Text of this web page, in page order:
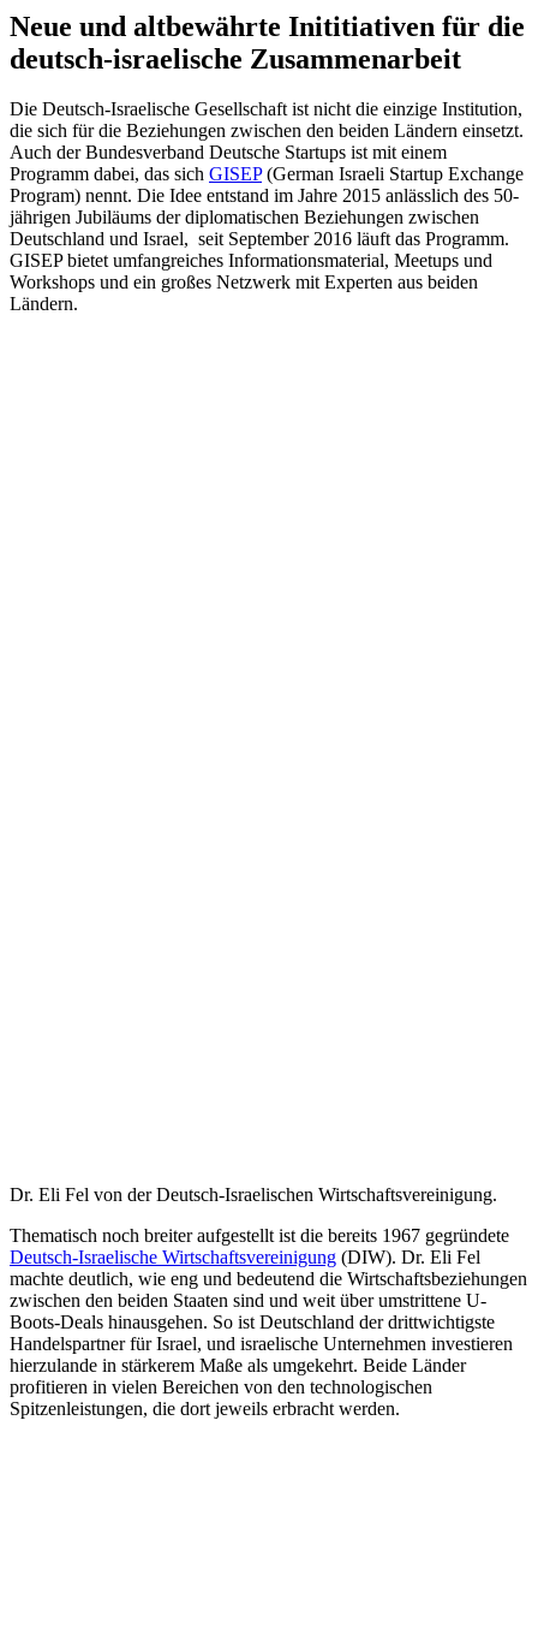
Neue und altbewährte Inititiativen für die
deutsch-israelische Zusammenarbeit
Die Deutsch-Israelische Gesellschaft ist nicht die einzige Institution,
die sich für die Beziehungen zwischen den beiden Ländern einsetzt.
Auch der Bundesverband Deutsche Startups ist mit einem
Programm dabei, das sich GISEP(German Israeli Startup Exchange
Program) nennt. Die Idee entstand im Jahre 2015 anlässlich des 50-
jährigen Jubiläums der diplomatischen Beziehungen zwischen
Deutschland und Israel, seit September 2016 läuft das Programm.
GISEP bietet umfangreiches Informationsmaterial, Meetups und
Workshops und ein großes Netzwerk mit Experten aus beiden
Ländern.
Dr. Eli Fel von der Deutsch-Israelischen Wirtschaftsvereinigung.
Thematisch noch breiter aufgestellt ist die bereits 1967 gegründete
Deutsch-Israelische Wirtschaftsvereinigung (DIW). Dr. Eli Fel
machte deutlich, wie eng und bedeutend die Wirtschaftsbeziehungen
zwischen den beiden Staaten sind und weit über umstrittene U-
Boots-Deals hinausgehen. So ist Deutschland der drittwichtigste
Handelspartner für Israel, und israelische Unternehmen investieren
hierzulande in stärkerem Maße als umgekehrt. Beide Länder
profitieren in vielen Bereichen von den technologischen
Spitzenleistungen, die dort jeweils erbracht werden.